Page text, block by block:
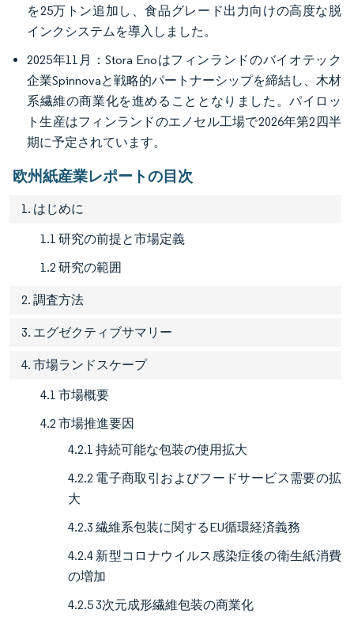
を25万トン追加し、食品グレード出力向けの高度な脱
インクシステムを導入しました。
2025年11月：Stora Enoはフィンランドのバイオテック
企業Spinnovaと戦略的パートナーシップを締結し、木材
系繊維の商業化を進めることとなりました。パイロッ
ト生産はフィンランドのエノセル工場で2026年第2四半
期に予定されています。
欧州紙産業レポートの目次
1. はじめに
1.1 研究の前提と市場定義
1.2 研究の範囲
2. 調査方法
3. エグゼクティブサマリー
4. 市場ランドスケープ
4.1 市場概要
4.2 市場推進要因
4.2.1 持続可能な包装の使用拡大
4.2.2 電子商取引およびフードサービス需要の拡
大
4.2.3 繊維系包装に関するEU循環経済義務
4.2.4 新型コロナウイルス感染症後の衛生紙消費
の増加
4.2.5 3次元成形繊維包装の商業化